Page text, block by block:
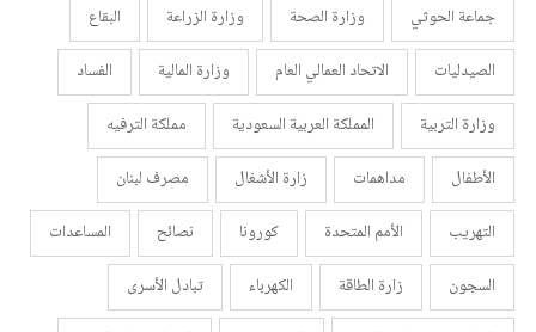
جماعة الحوثي
وزارة الصحة وزارة الزراعة
البقاع
الصيدليات
الاتحاد العمالي العام وزارة المالية
الفساد
وزارة التربية
المملكة العربية السعودية
مملكة الترفيه
الأطفال
مداهمات زارة الأشغال
مصرف لبنان
التهريب
الأمم المتحدة كورونا نصائح
المساعدات
السجون
زارة الطاقة الكهرباء
تبادل الأسرى